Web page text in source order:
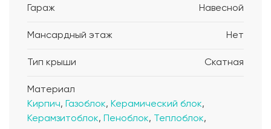
Гараж Навесной
Мансардный этаж Нет
Тип крыши Скатная
Материал
Кирпич, Газоблок, Керамический блок,
Керамзитоблок, Пеноблок, Теплоблок,